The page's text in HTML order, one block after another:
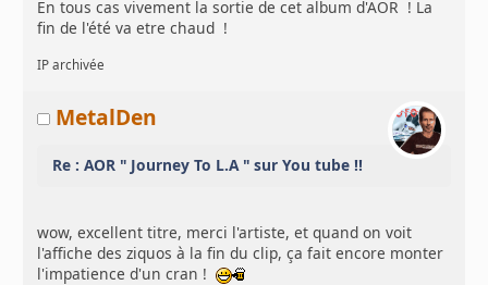
En tous cas vivement la sortie de cet album d'AOR ! La
fin de l'été va etre chaud !
IP archivée
MetalDen
Re : AOR " Journey To L.A " sur You tube !!
wow, excellent titre, merci l'artiste, et quand on voit
l'affiche des ziquos à la fin du clip, ça fait encore monter
l'impatience d'un cran !